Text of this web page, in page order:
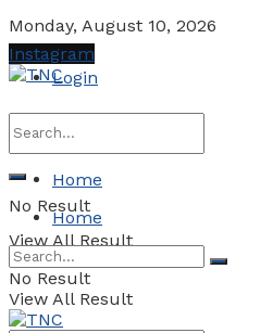
Monday, August 10, 2026
Login
No Result
View All Result
Instagram
Home
Home
No Result
View All Result